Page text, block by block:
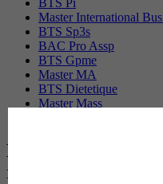
Master International
BTS Sp3s
BAC Pro Assp
BTS Gpme
Master MA
BTS Dietetique
Master Mass
Les intitulés de
recherchés